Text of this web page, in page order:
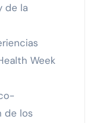
de la
Week
de los